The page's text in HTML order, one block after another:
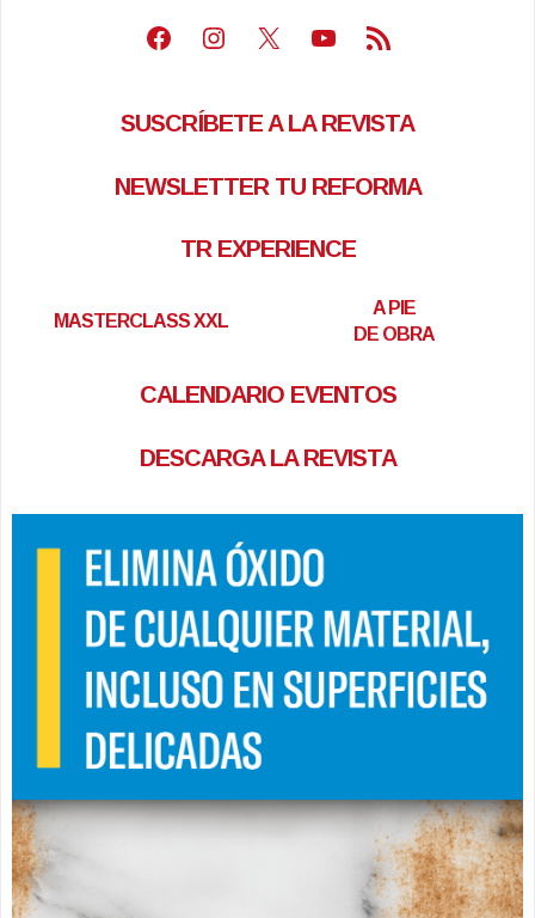
Facebook
Instagram
X Youtube
Feed RSS
SUSCRÍBETE A LA REVISTA
NEWSLETTER TU REFORMA
TR EXPERIENCE
MASTERCLASS XXL
A PIE
DE OBRA
CALENDARIO EVENTOS
DESCARGA LA REVISTA